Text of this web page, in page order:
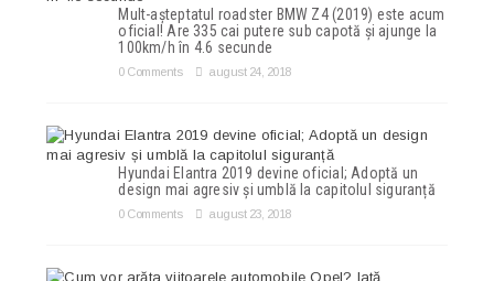
Mult-așteptatul roadster BMW Z4 (2019) este acum
oficial! Are 335 cai putere sub capotă și ajunge la
100km/h în 4.6 secunde
0 Comments august 24, 2018
Hyundai Elantra 2019 devine oficial; Adoptă un
design mai agresiv și umblă la capitolul siguranță
0 Comments august 23, 2018